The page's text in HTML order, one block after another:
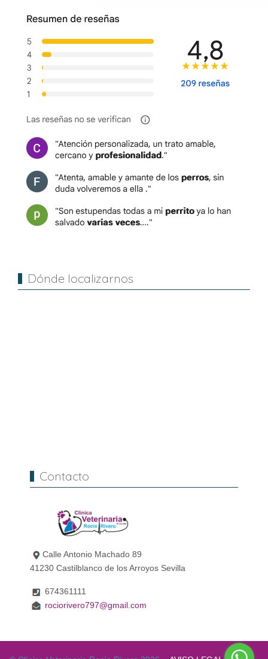
Dónde localizarnos
Contacto
Calle Antonio Machado 89
41230 Castilblanco de los Arroyos Sevilla
674361111
rociorivero797@gmail.com